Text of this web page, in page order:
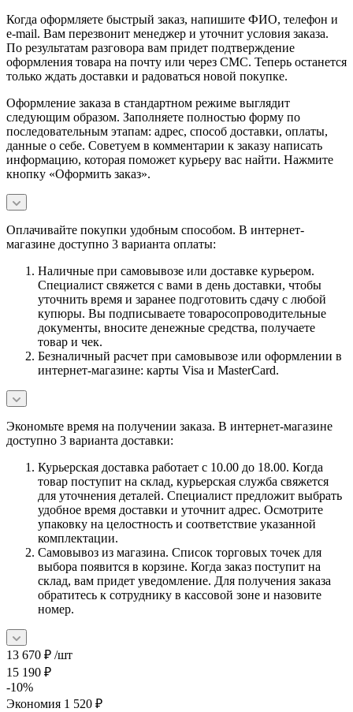
Когда оформляете быстрый заказ, напишите ФИО, телефон и
e-mail. Вам перезвонит менеджер и уточнит условия заказа.
По результатам разговора вам придет подтверждение
оформления товара на почту или через СМС. Теперь останется
только ждать доставки и радоваться новой покупке.
Оформление заказа в стандартном режиме выглядит
следующим образом. Заполняете полностью форму по
последовательным этапам: адрес, способ доставки, оплаты,
данные о себе. Советуем в комментарии к заказу написать
информацию, которая поможет курьеру вас найти. Нажмите
кнопку «Оформить заказ».
Оплачивайте покупки удобным способом. В интернет-
магазине доступно 3 варианта оплаты:
Наличные при самовывозе или доставке курьером.
Специалист свяжется с вами в день доставки, чтобы
уточнить время и заранее подготовить сдачу с любой
купюры. Вы подписываете товаросопроводительные
документы, вносите денежные средства, получаете
товар и чек.
Безналичный расчет при самовывозе или оформлении в
интернет-магазине: карты Visa и MasterCard.
Экономьте время на получении заказа. В интернет-магазине
доступно 3 варианта доставки:
Курьерская доставка работает с 10.00 до 18.00. Когда
товар поступит на склад, курьерская служба свяжется
для уточнения деталей. Специалист предложит выбрать
удобное время доставки и уточнит адрес. Осмотрите
упаковку на целостность и соответствие указанной
комплектации.
Самовывоз из магазина. Список торговых точек для
выбора появится в корзине. Когда заказ поступит на
склад, вам придет уведомление. Для получения заказа
обратитесь к сотруднику в кассовой зоне и назовите
номер.
13 670 ₽ /шт
15 190 ₽
-10%
Экономия 1 520 ₽